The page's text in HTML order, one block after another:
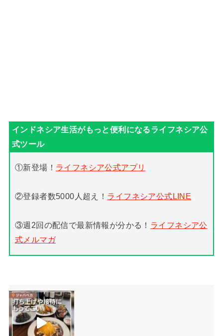
①新登場！ ライフネシア公式アプリ
②登録者数5000人超え！ ライフネシア公式LINE
③週2回の配信で最新情報が分かる！ ライフネシア公
式メルマガ